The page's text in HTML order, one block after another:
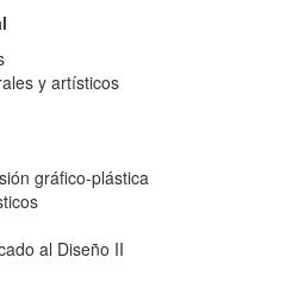
y artísticos
II
gráfico-plástica
al Diseño II